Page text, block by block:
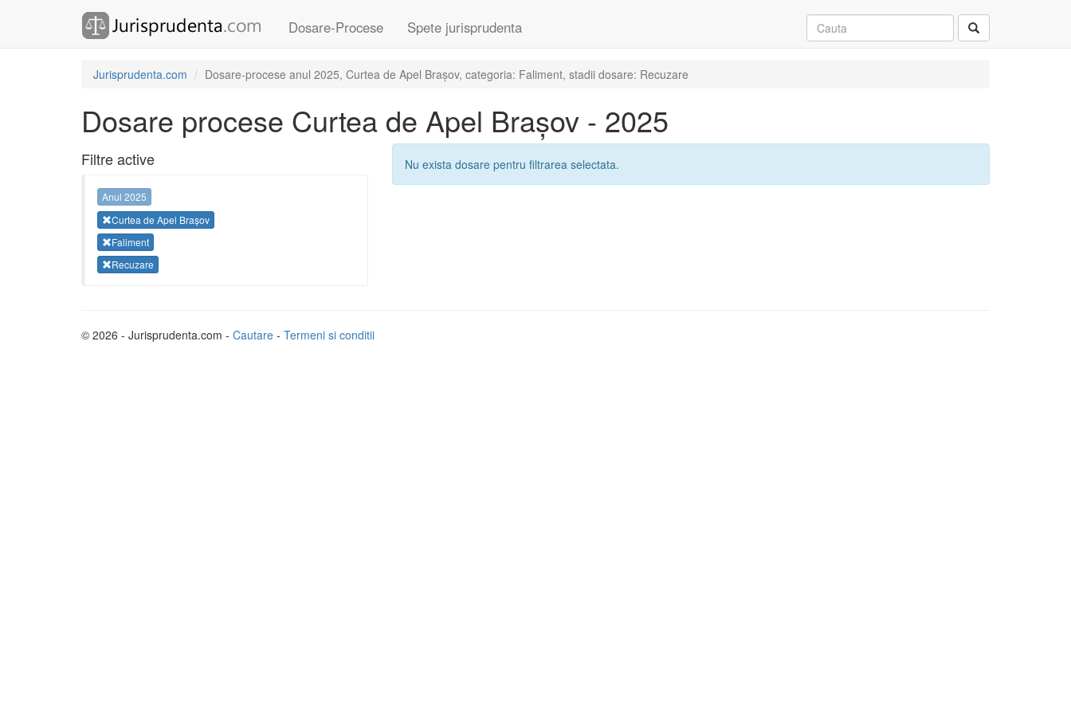
Dosare-Procese Spete jurisprudenta
Jurisprudenta.com Dosare-procese anul 2025, Curtea de Apel Brașov, categoria: Faliment, stadii dosare: Recuzare
Dosare procese Curtea de Apel Brașov - 2025
Filtre active
Anul 2025
Curtea de Apel Brașov
Faliment
Recuzare
Nu exista dosare pentru filtrarea selectata.
© 2026 - Jurisprudenta.com - Cautare - Termeni si conditii